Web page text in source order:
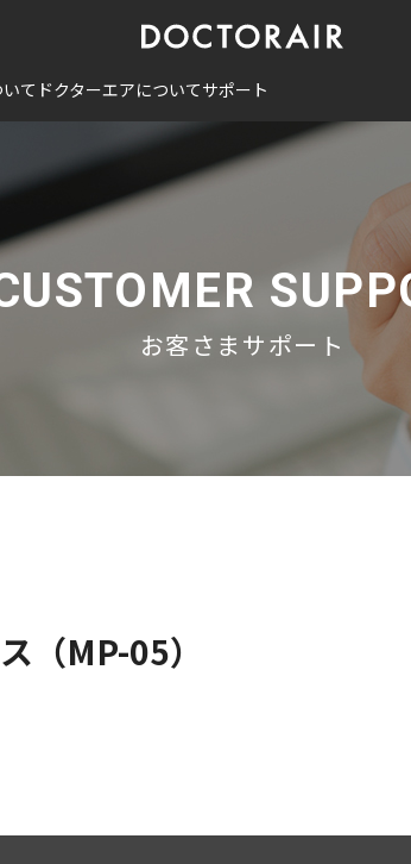
て ドクターエアについてサポート
お客さまサポート
（MP-05）